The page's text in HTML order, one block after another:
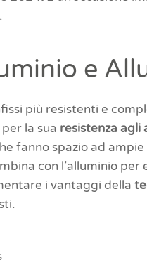
e
più resistenti e
la sua resistenza
fanno spazio ad
con l’alluminio
i vantaggi della